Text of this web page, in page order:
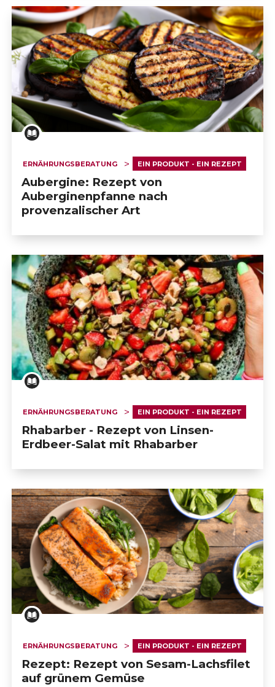
ERNÄHRUNGSBERATUNG EIN PRODUKT - EIN REZEPT
Aubergine: Rezept von
Auberginenpfanne nach
provenzalischer Art
ERNÄHRUNGSBERATUNG EIN PRODUKT - EIN REZEPT
Rhabarber - Rezept von Linsen-
Erdbeer-Salat mit Rhabarber
ERNÄHRUNGSBERATUNG EIN PRODUKT - EIN REZEPT
Rezept: Rezept von Sesam-Lachsfilet
auf grünem Gemüse